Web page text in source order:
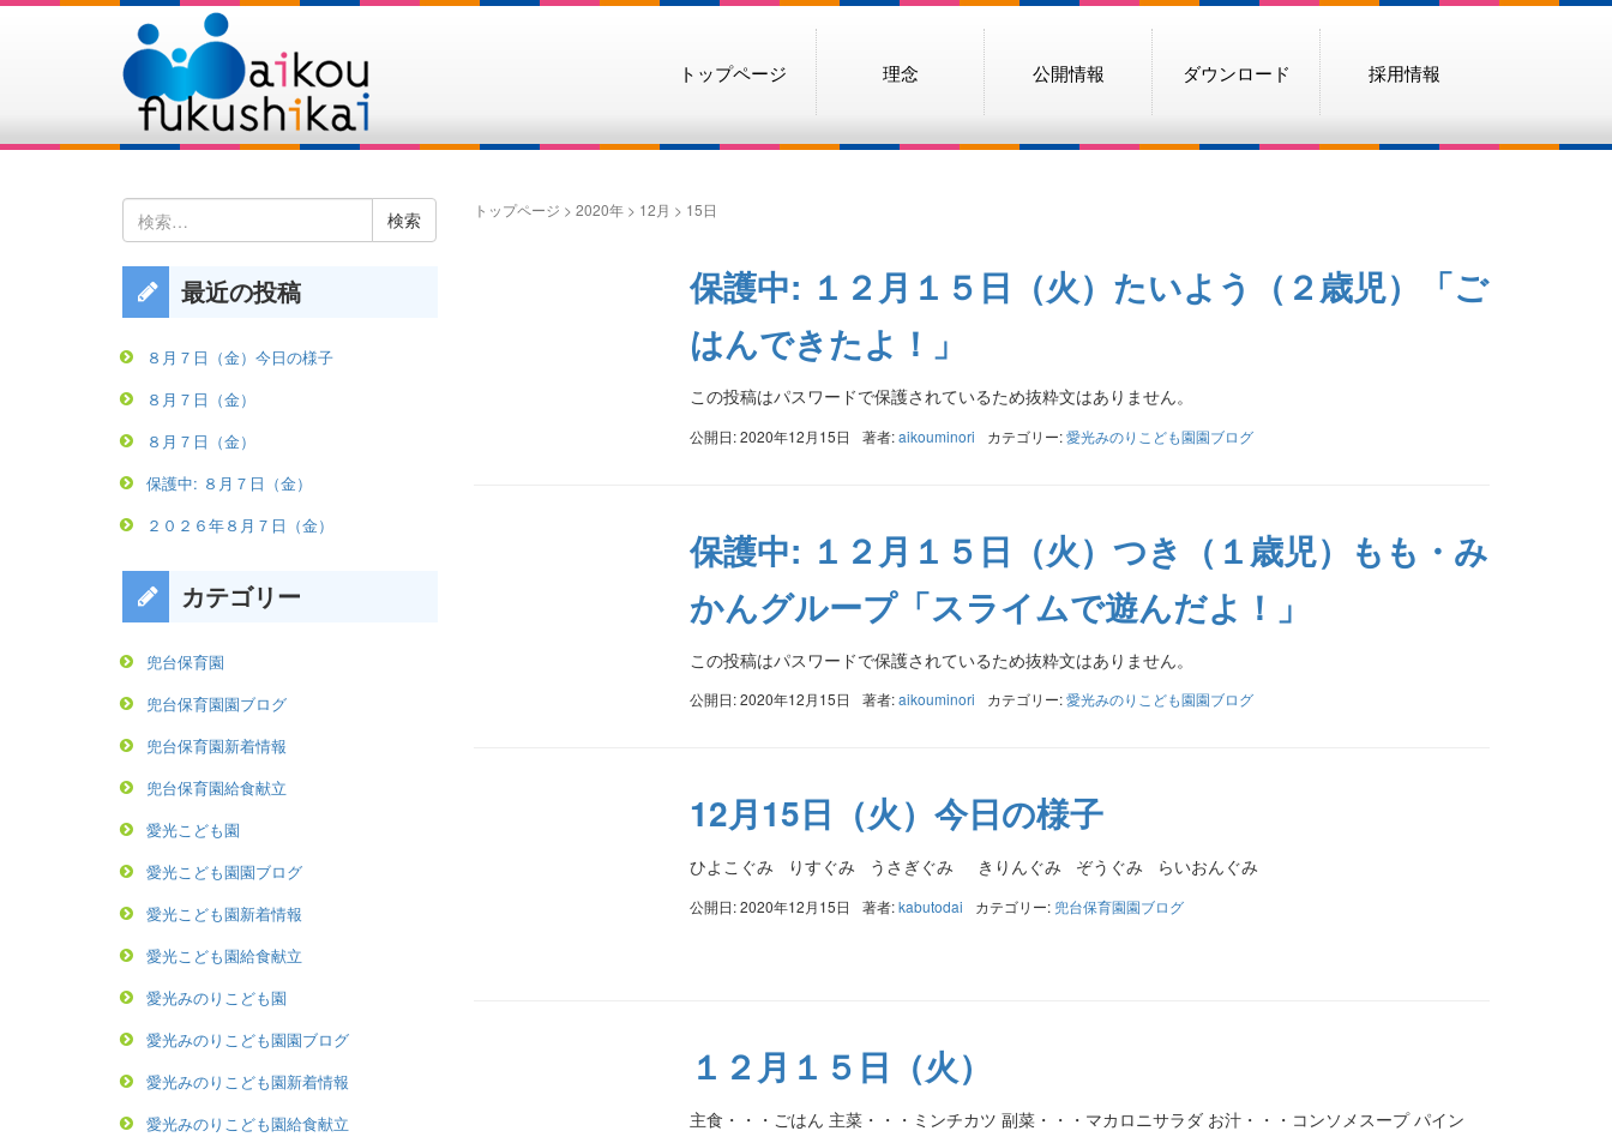
トップページ 理念 公開情報 ダウンロード 採用情報
トップページ > 2020年> 12月 > 15日
保護中: １２月１５日（火）たいよう（２歳児）「ご
はんできたよ！」
この投稿はパスワードで保護されているため抜粋文はありません。
公開日: 2020年12月15日 著者:aikouminori カテゴリー:愛光みのりこども園園ブログ
保護中: １２月１５日（火）つき（１歳児）もも・み
かんグループ「スライムで遊んだよ！」
この投稿はパスワードで保護されているため抜粋文はありません。
公開日: 2020年12月15日 著者:aikouminori カテゴリー:愛光みのりこども園園ブログ
12月15日（火）今日の様子
ひよこぐみ りすぐみ うさぎぐみ きりんぐみ ぞうぐみ らいおんぐみ
公開日: 2020年12月15日 著者:kabutodai カテゴリー: 兜台保育園園ブログ
１２月１５日（火）
主食・・・ごはん 主菜・・・ミンチカツ 副菜・・・マカロニサラダ お汁・・・コンソメスープ パイン
検
索:
最近の投稿
８月７日（金）今日の様子
８月７日（金）
８月７日（金）
保護中: ８月７日（金）
２０２６年８月７日（金）
カテゴリー
兜台保育園
兜台保育園園ブログ
兜台保育園新着情報
兜台保育園給食献立
愛光こども園
愛光こども園園ブログ
愛光こども園新着情報
愛光こども園給食献立
愛光みのりこども園
愛光みのりこども園園ブログ
愛光みのりこども園新着情報
愛光みのりこども園給食献立